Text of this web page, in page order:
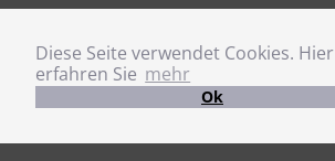
Diese Seite verwendet Cookies. Hier
erfahren Sie mehr
Ok
IMPRESSUM
DATENSCHUTZ